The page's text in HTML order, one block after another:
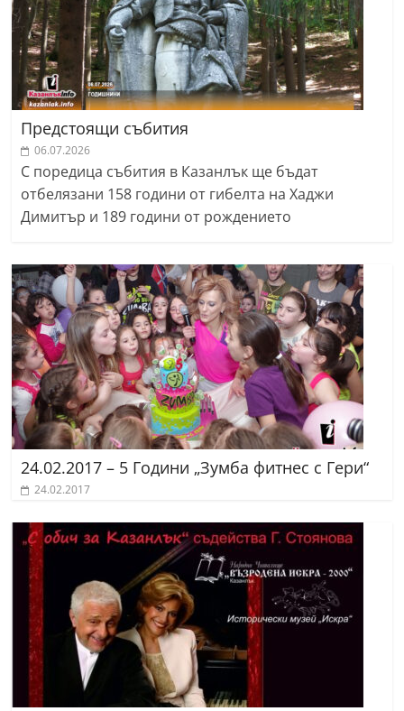
Предстоящи събития
06.07.2026
С поредица събития в Казанлък ще бъдат
отбелязани 158 години от гибелта на Хаджи
Димитър и 189 години от рождението
24.02.2017 – 5 Години „Зумба фитнес с Гери“
24.02.2017